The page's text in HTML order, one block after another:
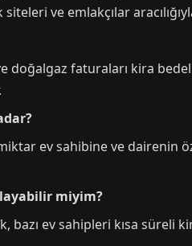
ve emlakçılar
faturaları kira
ev sahibine ve dairenin
miyim?
bazı ev sahipleri kısa süreli